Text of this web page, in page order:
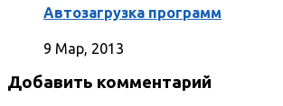
Автозагрузка программ
9 Мар, 2013
Добавить комментарий